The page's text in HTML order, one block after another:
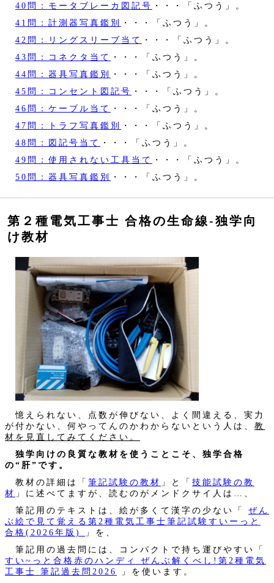
40問：モータブレーカ図記号 ・・・「ふつう」。
41問：計測器写真鑑別
・・・「ふつう」。
42問：リングスリーブ当て
・・・「ふつう」。
43問：コネクタ当て
・・・「ふつう」。
44問：器具写真鑑別
・・・「ふつう」。
45問：コンセント図記号 ・・・「ふつう」。
46問：ケーブル当て
・・・「ふつう」。
47問：トラフ写真鑑別
・・・「ふつう」。
48問：図記号当て
・・・「ふつう」。
49問：使用されない工具当て
・・・「ふつう」。
50問：器具写真鑑別
・・・「ふつう」。
第２種電気工事士 合格の生命線‐独学向
け教材
憶えられない、点数が伸びない、よく間違える、実力
が付かない、何やってんのかわからないという人は、 教
材を見直してみてください。
独学向けの良質な教材を使うことこそ、独学合格
の“肝”です。
教材の詳細は「 筆記試験の教材 」と「 技能試験の教
材 」に述べてますが、読むのがメンドクサイ人は…、
筆記用のテキストは、絵が多くて漢字の少ない「
ぜん
ぶ絵で見て覚える第2種電気工事士筆記試験すいーっと
合格(2026年版)
」を、
筆記用の過去問には、コンパクトで持ち運びやすい「
すい~っと合格赤のハンディ ぜんぶ解くべし!第2種電気
工事士 筆記過去問2026
」を使います。